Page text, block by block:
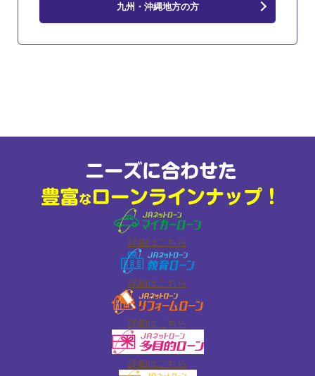
九州・沖縄地方の方
詳細はこちら
詳細はこちら
詳細はこちら
詳細はこちら